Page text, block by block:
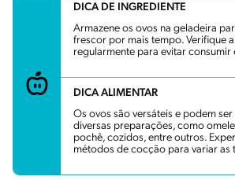
DICA DE INGREDIENTE
Armazene os ovos na geladeira
frescor por mais tempo. Verifique
regularmente para evitar consumir
DICA ALIMENTAR
Os ovos são versáteis e podem
diversas preparações, como
pochê, cozidos, entre outros.
métodos de cocção para variar as